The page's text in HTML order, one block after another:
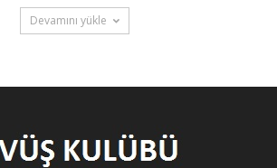
Devamını yükle